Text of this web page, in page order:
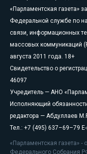
«Парламентская газета»
Федеральной службе по
связи, информационных
массовых коммуникаций
августа 2011 года. 18+
Свидетельство о
46097
Учредитель — АНО
Исполняющий
редактора — Абдуллаев
Тел.: +7 (495) 637–69–79
«Парламентская газета»
Федерального Собрания